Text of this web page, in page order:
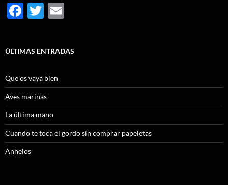
F
b
o
o
k
T
er
ÚLTIMAS ENTRADAS
Que os vaya bien
Aves marinas
La última mano
Cuando te toca el gordo sin comprar papeletas
Anhelos